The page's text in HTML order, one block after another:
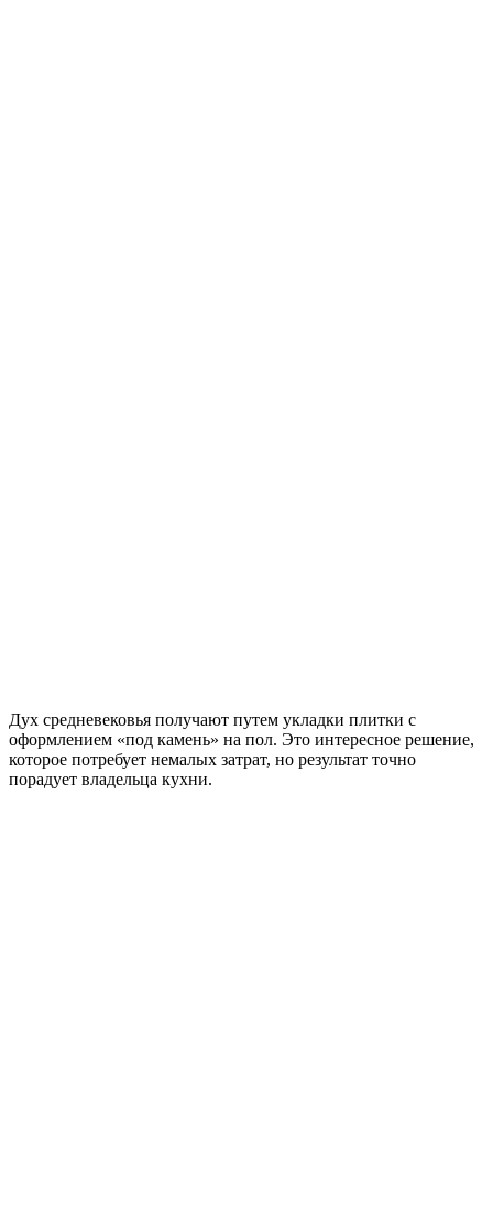
Дух средневековья получают путем укладки плитки с
оформлением «под камень» на пол. Это интересное решение,
которое потребует немалых затрат, но результат точно
порадует владельца кухни.